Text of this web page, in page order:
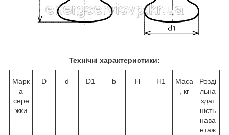
Технічні характеристики:
Марк
а
сере
жки
D d D1 b H H1
Маса
, кг
Розді
льна
здат
ність
нава
нтаж